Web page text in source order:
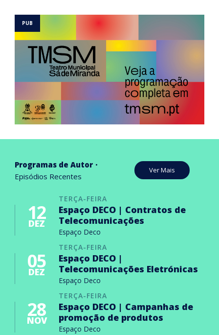
Programas de Autor
Episódios Recentes
Ver Mais
TERÇA-FEIRA
12
DEZ
Espaço DECO | Contratos de
Telecomunicações
Espaço Deco
TERÇA-FEIRA
05
DEZ
Espaço DECO |
Telecomunicações Eletrónicas
Espaço Deco
TERÇA-FEIRA
28
NOV
Espaço DECO | Campanhas de
promoção de produtos
Espaço Deco